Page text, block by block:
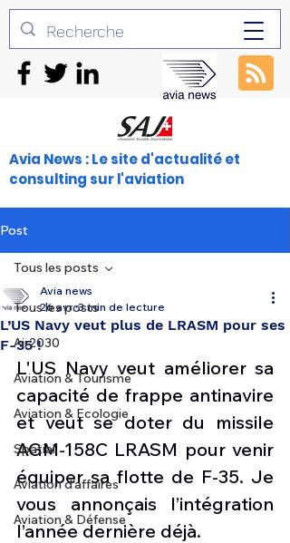
Avia News : Le site d'actualité et
consulting sur l'aviation
Post
Tous les posts
Air2030
Aviation & Tourisme
Aviation & Ecologie
Spatial
Aviation d'affaires
Aviation & Défense
Tous les posts
L’US Navy veut plus de LRASM pour ses
F-35 !
Avia news
26 avr. 3 min de lecture
L'US Navy veut améliorer sa
capacité de frappe antinavire
et veut se doter du missile
AGM-158C LRASM pour venir
équiper sa flotte de F-35. Je
vous annonçais l’intégration
l’année dernière déjà.